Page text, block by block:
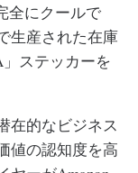
全にクールで
生産された在庫
ステッカーを
在的なビジネス
値の認知度を高